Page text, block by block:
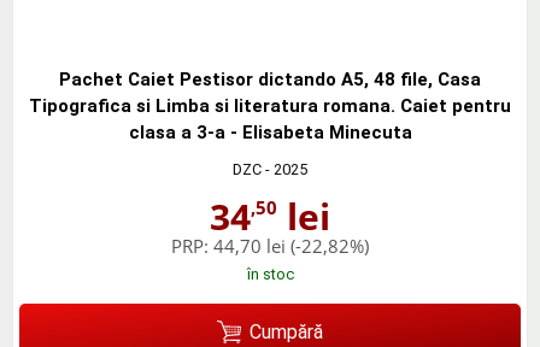
Pachet Caiet Pestisor dictando A5, 48 file, Casa
Tipografica si Limba si literatura romana. Caiet pentru
clasa a 3-a - Elisabeta Minecuta
DZC - 2025
34,50 lei
PRP: 44,70 lei (-22,82%)
în stoc
Cumpără